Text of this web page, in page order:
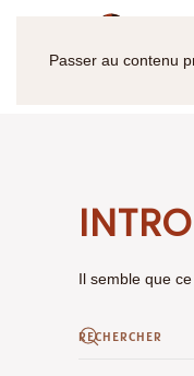
Passer au contenu
Il semble que